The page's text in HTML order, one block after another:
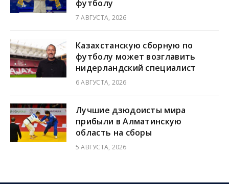
футболу
7 АВГУСТА, 2026
Казахстанскую сборную по
футболу может возглавить
нидерландский специалист
6 АВГУСТА, 2026
Лучшие дзюдоисты мира
прибыли в Алматинскую
область на сборы
5 АВГУСТА, 2026